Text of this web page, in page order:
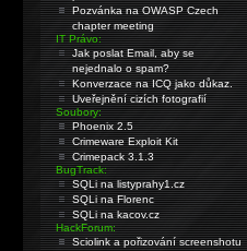
Pozvánka na OWASP Czech
chapter meeting
IT Právo:
Jak poslat Email, aby se
nejednalo o spam?
Konverzace na ICQ jako důkaz.
Uveřejnění cizích fotografií
Soubory:
Phoenix 2.5
Crimeware Exploit Kit
Crimepack 3.1.3
BugTrack:
SQLi na listyprahy1.cz
SQLi na Florenc
SQLi na kacov.cz
HackForum:
Sciolink a pořizování screenshotu